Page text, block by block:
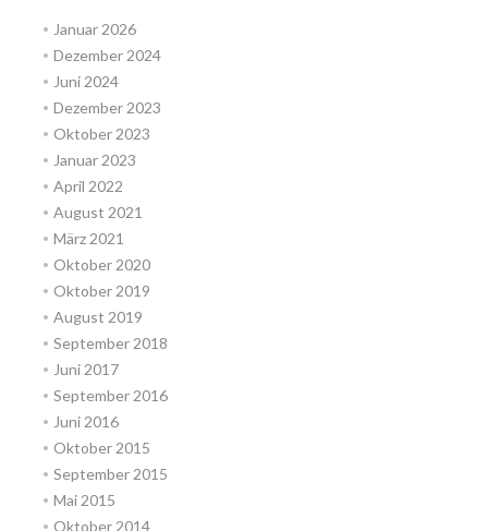
Januar 2026
Dezember 2024
Juni 2024
Dezember 2023
Oktober 2023
Januar 2023
April 2022
August 2021
März 2021
Oktober 2020
Oktober 2019
August 2019
September 2018
Juni 2017
September 2016
Juni 2016
Oktober 2015
September 2015
Mai 2015
Oktober 2014